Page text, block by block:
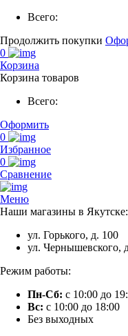
Всего:
Продолжить покупки
0
Корзина
Корзина товаров
Всего:
Оформить
0
Избранное
0
Сравнение
Меню
Наши магазины в Якутске:
ул. Горького, д. 100
ул. Чернышевского,
Режим работы:
Пн-Сб: с 10:00 до
Вс: с 10:00 до 18:00
Без выходных